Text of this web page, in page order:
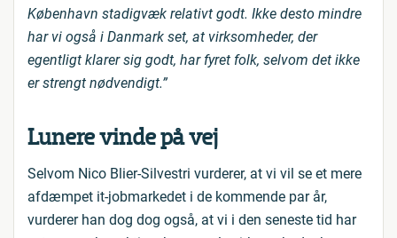
København stadigvæk relativt godt. Ikke desto mindre
har vi også i Danmark set, at virksomheder, der
egentligt klarer sig godt, har fyret folk, selvom det ikke
er strengt nødvendigt.”
Lunere vinde på vej
Selvom Nico Blier-Silvestri vurderer, at vi vil se et mere
afdæmpet it-jobmarkedet i de kommende par år,
vurderer han dog dog også, at vi i den seneste tid har